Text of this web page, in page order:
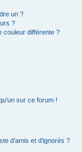
un ?
?
couleur différente ?
sur ce forum !
d’amis et d’ignorés ?